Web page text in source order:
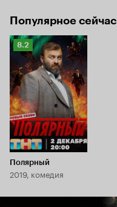
Популярное сейчас
Рейтинг
Кинопоиска
8.2
8.2
Полярный
2019, комедия